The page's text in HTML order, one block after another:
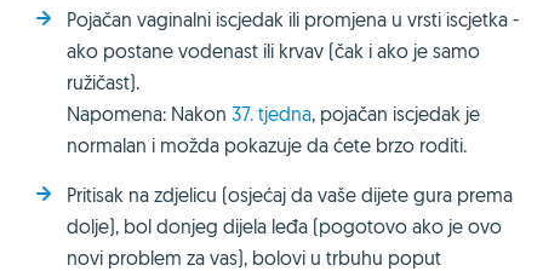
Pojačan vaginalni iscjedak ili promjena u vrsti iscjetka -
ako postane vodenast ili krvav (čak i ako je samo
ružičast).
Napomena: Nakon 37. tjedna, pojačan iscjedak je
normalan i možda pokazuje da ćete brzo roditi.
Pritisak na zdjelicu (osjećaj da vaše dijete gura prema
dolje), bol donjeg dijela leđa (pogotovo ako je ovo
novi problem za vas), bolovi u trbuhu poput